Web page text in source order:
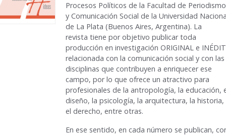
Procesos Políticos de la Facultad de Periodismo
y Comunicación Social de la Universidad
de La Plata (Buenos Aires, Argentina). La
revista tiene por objetivo publicar toda
producción en investigación ORIGINAL e
relacionada con la comunicación social y con las
disciplinas que contribuyen a enriquecer ese
campo, por lo que ofrece un atractivo para
profesionales de la antropología, la educación,
diseño, la psicología, la arquitectura, la historia,
el derecho, entre otras.
En ese sentido, en cada número se publican,